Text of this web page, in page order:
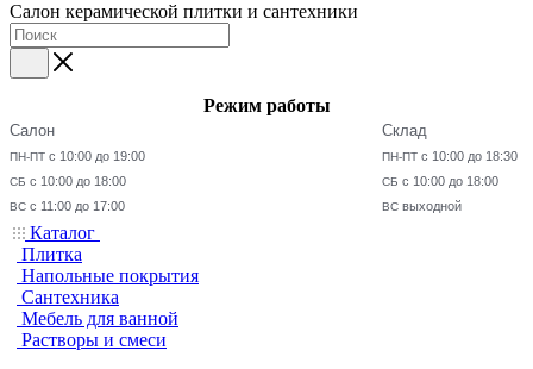
Салон керамической плитки и сантехники
Режим работы
Салон
ПН-ПТ с 10:00 до 19:00
СБ с 10:00 до 18:00
ВС с 11:00 до 17:00
Склад
ПН-ПТ с 10:00 до 18:30
СБ с 10:00 до 18:00
ВС выходной
Каталог
Плитка
Напольные покрытия
Сантехника
Мебель для ванной
Растворы и смеси